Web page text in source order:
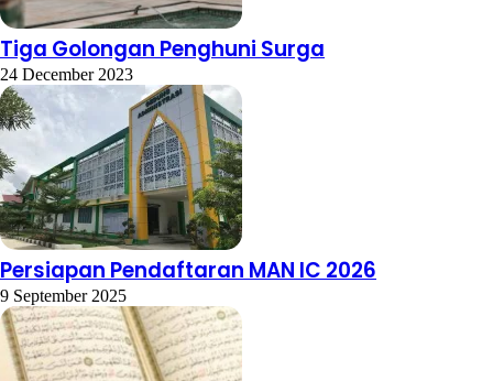
Tiga Golongan Penghuni Surga
24 December 2023
Persiapan Pendaftaran MAN IC 2026
9 September 2025